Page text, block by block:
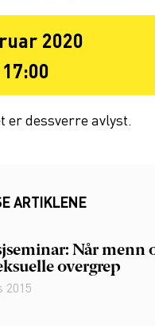
2020
dessverre avlyst.
ARTIKLENE
Når menn
overgrep
2015